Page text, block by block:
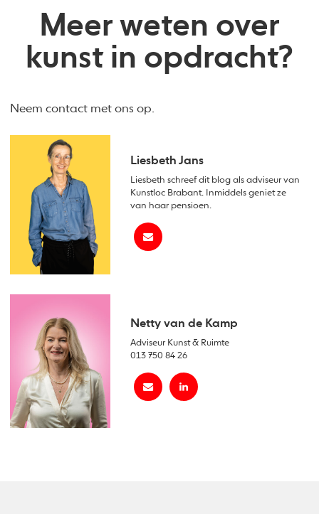
Meer weten over
kunst in opdracht?
Neem contact met ons op.
Liesbeth Jans
Liesbeth schreef dit blog als adviseur van
Kunstloc Brabant. Inmiddels geniet ze
van haar pensioen.
Netty van de Kamp
Adviseur Kunst & Ruimte
013 750 84 26